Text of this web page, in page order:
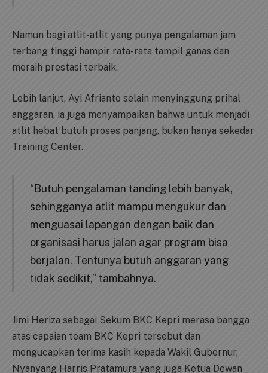
Namun bagi atlit-atlit yang punya pengalaman jam
terbang tinggi hampir rata-rata tampil ganas dan
meraih prestasi terbaik.
Lebih lanjut, Ayi Afrianto selain menyinggung prihal
anggaran, ia juga menyampaikan bahwa untuk menjadi
atlit hebat butuh proses panjang, bukan hanya sekedar
Training Center.
“Butuh pengalaman tanding lebih banyak,
sehingganya atlit mampu mengukur dan
menguasai lapangan dengan baik dan
organisasi harus jalan agar program bisa
berjalan. Tentunya butuh anggaran yang
tidak sedikit,” tambahnya.
Jimi Heriza sebagai Sekum BKC Kepri merasa bangga
atas capaian team BKC Kepri tersebut dan
mengucapkan terima kasih kepada Wakil Gubernur,
Nyanyang Harris Pratamura yang juga Ketua Dewan